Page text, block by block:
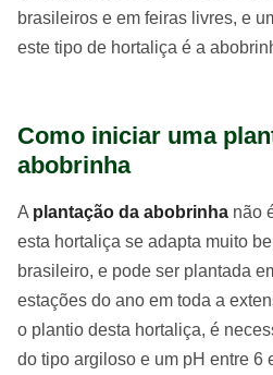
brasileiros e em feiras livres, e
este tipo de hortaliça é a
Como iniciar uma
abobrinha
A plantação da abobrinha não
esta hortaliça se adapta muito
brasileiro, e pode ser plantada
estações do ano em toda a
o plantio desta hortaliça, é
do tipo argiloso e um pH entre 6